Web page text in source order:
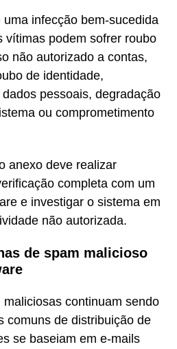
infecção bem-sucedida
vítimas podem sofrer roubo
não autorizado a contas,
de identidade,
pessoais, degradação
ou comprometimento
anexo deve realizar
completa com um
e investigar o sistema em
não autorizada.
de spam malicioso
continuam sendo
comuns de distribuição de
se baseiam em e-mails